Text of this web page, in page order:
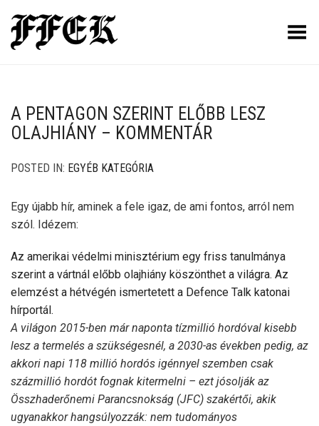
Toggle Menu
A PENTAGON SZERINT ELŐBB LESZ
OLAJHIÁNY – KOMMENTÁR
POSTED IN: EGYÉB KATEGÓRIA
Egy újabb hír, aminek a fele igaz, de ami fontos, arról nem
szól. Idézem:
Az amerikai védelmi minisztérium egy friss tanulmánya
szerint a vártnál előbb olajhiány köszönthet a világra. Az
elemzést a hétvégén ismertetett a Defence Talk katonai
hírportál.
A világon 2015-ben már naponta tízmillió hordóval kisebb
lesz a termelés a szükségesnél, a 2030-as években pedig, az
akkori napi 118 millió hordós igénnyel szemben csak
százmillió hordót fognak kitermelni – ezt jósolják az
Összhaderőnemi Parancsnokság (JFC) szakértői, akik
ugyanakkor hangsúlyozzák: nem tudományos